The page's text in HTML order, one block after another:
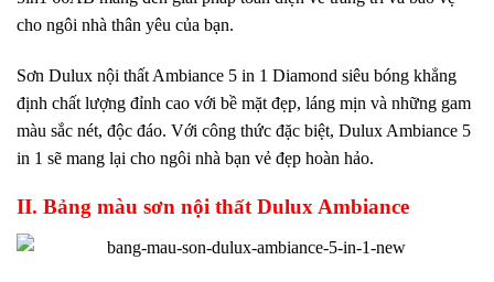
cho ngôi nhà thân yêu của bạn.
Sơn Dulux nội thất Ambiance 5 in 1 Diamond siêu bóng khẳng
định chất lượng đỉnh cao với bề mặt đẹp, láng mịn và những gam
màu sắc nét, độc đáo. Với công thức đặc biệt, Dulux Ambiance 5
in 1 sẽ mang lại cho ngôi nhà bạn vẻ đẹp hoàn hảo.
II. Bảng màu sơn nội thất Dulux Ambiance